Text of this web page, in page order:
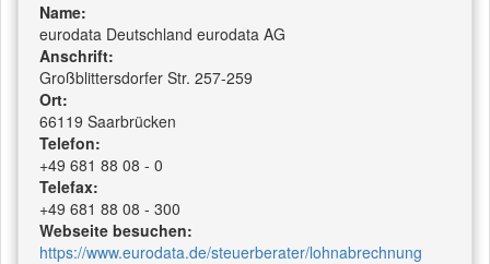
Name:
eurodata Deutschland eurodata AG
Anschrift:
Großblittersdorfer Str. 257-259
Ort:
66119 Saarbrücken
Telefon:
+49 681 88 08 - 0
Telefax:
+49 681 88 08 - 300
Webseite besuchen:
https://www.eurodata.de/steuerberater/lohnabrechnung